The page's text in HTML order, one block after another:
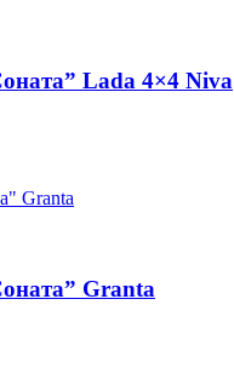
Lada 4×4 Niva
Granta